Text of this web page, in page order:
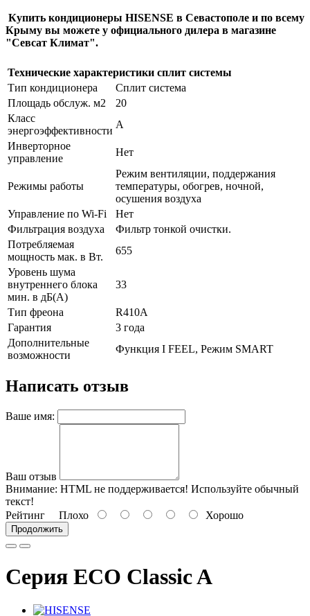
Купить кондиционеры HISENSE в Севастополе и по всему
Крыму вы можете у официального дилера в магазине
"Севсат Климат".
Технические характеристики сплит системы
Тип кондиционера
Сплит система
Площадь обслуж. м2
20
Класс
энергоэффективности
А
Инверторное
управление
Нет
Режимы работы
Режим вентиляции, поддержания
температуры, обогрев, ночной,
осушения воздуха
Управление по Wi-Fi
Нет
Фильтрация воздуха
Фильтр тонкой очистки.
Потребляемая
мощность мак. в Вт.
655
Уровень шума
внутреннего блока
мин. в дБ(А)
33
Тип фреона
R410А
Гарантия
3 года
Дополнительные
возможности
Функция I FEEL, Режим SMART
Написать отзыв
Ваше имя:
Ваш отзыв
Внимание: HTML не поддерживается! Используйте обычный
текст!
Рейтинг Плохо Хорошо
Продолжить
Серия ECO Classic A